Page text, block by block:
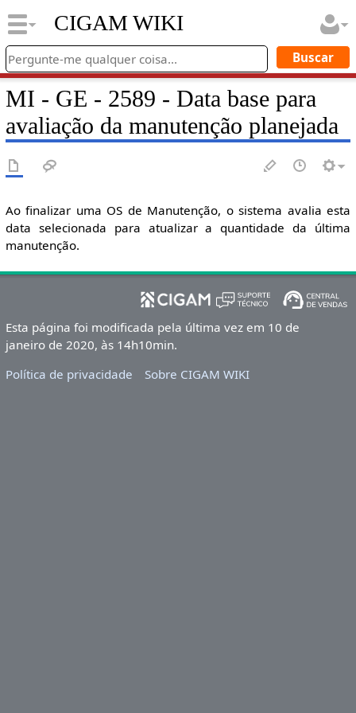
CIGAM WIKI
MI - GE - 2589 - Data base para
avaliação da manutenção planejada
Ao finalizar uma OS de Manutenção, o sistema avalia esta
data selecionada para atualizar a quantidade da última
manutenção.
Esta página foi modificada pela última vez em 10 de
janeiro de 2020, às 14h10min.
Política de privacidade
Sobre CIGAM WIKI